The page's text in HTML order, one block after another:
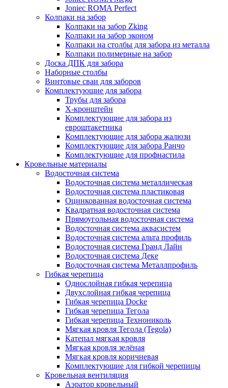
Joniec ROMA Perfect
Колпаки на забор
Колпаки на забор Zking
Колпаки на забор эконом
Колпаки на столбы для забора из металла
Колпаки полимерные на забор
Доска ДПК для забора
Наборные столбы
Винтовые сваи для заборов
Комплектующие для забора
Трубы для забора
Х-кронштейн
Комплектующие для забора из
евроштакетника
Комплектующие для забора жалюзи
Комплектующие для забора Ранчо
Комплектующие для профнастила
Кровельные материалы
Водосточная система
Водосточная система металлическая
Водосточная система пластиковая
Оцинкованная водосточная система
Квадратная водосточная система
Прямоугольная водосточная система
Водосточная система аквасистем
Водосточная система альта профиль
Водосточная система Гранд Лайн
Водосточная система Деке
Водосточная система Металлпрофиль
Гибкая черепица
Однослойная гибкая черепица
Двухслойная гибкая черепица
Гибкая черепица Docke
Гибкая черепица Тегола
Гибкая черепица Технониколь
Мягкая кровля Тегола (Tegola)
Катепал мягкая кровля
Мягкая кровля зелёная
Мягкая кровля коричневая
Комплектующие для гибкой черепицы
Кровельная вентиляция
Аэратор кровельный